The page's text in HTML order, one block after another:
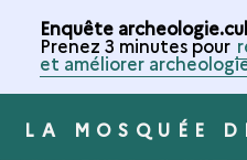
Enquête
Prenez 3 minutes pour
et améliorer
LA MOSQUÉE